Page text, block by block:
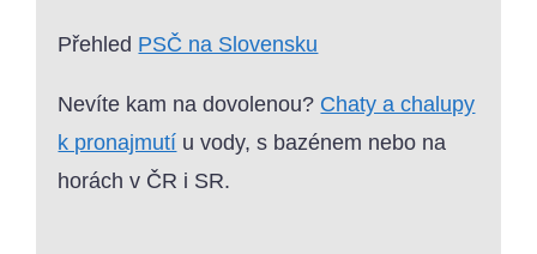
Přehled PSČ na Slovensku
Nevíte kam na dovolenou? Chaty a chalupy
k pronajmutí u vody, s bazénem nebo na
horách v ČR i SR.